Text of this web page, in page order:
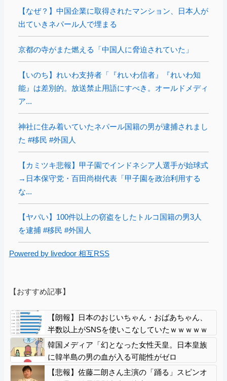
【なぜ？】中国企業に取得されたマンション、日本人が
出ていきネパール人で埋まる
京都の寺がまた燃える「中国人に脅迫されていた」
【いのち】れいわ支持者「『れいわ信者』『れいわ知
能』は差別的。放送禁止用語にすべき。オールドメディ
ア...
神社に住み着いていたネパール国籍の男が逮捕されまし
た #移民 #外国人
【カミツキ悲報】甲子園でインドネシア人選手が始球式
→日本保守党・百田尚樹代表「甲子園を政治利用する
な...
【ヤバい】100件以上の窃盗をしたトルコ国籍の男3人
を逮捕 #移民 #外国人
Powered by livedoor 相互RSS
【おすすめ記事】
【朗報】日本のおじいちゃん・おばあちゃん、
半数以上がSNSを使いこなしていたｗｗｗｗｗ
韓国メディア「幻となった女性天皇。日本皇族
に韓半島の男の血が入る可能性がゼロ
に・・・」
【悲報】佐藤二朗さん主演の「踊る」スピンオ